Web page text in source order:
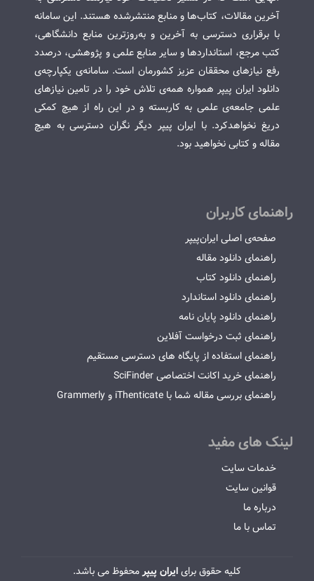
آخرین مقالات، کتاب‌ها و منابع منتشرشده هستند. این سامانه
با برقراری دسترسی به آخرین و به‌روزترین منابع دانشگاهی،
کتب مرجع، استانداردها و سایر منابع علمی و پژوهشی، درصدد
رفع نیازهای محققان عزیز کشورمان است. سامانه‌ی یکپارچه‌ی
دانلود ایران پیپر همواره همه‌ی تلاش خود را در تامین نیازهای
علمی جامعه‌ی علمی به کاربسته و در این راه از هیچ کمکی
دریغ نخواهدکرد. با ایران پیپر دیگر نگران دسترسی به هیچ
مقاله و کتابی نخواهید بود.
راهنمای کاربران
صفحه‌ی اصلی ایران‌پیپر
راهنمای دانلود مقاله
راهنمای دانلود کتاب
راهنمای دانلود استاندارد
راهنمای دانلود پایان نامه
راهنمای ثبت درخواست آفلاین
راهنمای استفاده از پایگاه های دسترسی مستقیم
راهنمای خرید اکانت اختصاصی SciFinder
راهنمای بررسی مقاله شما با iThenticate و Grammerly
لینک های مفید
خدمات سایت
قوانین سایت
درباره ما
تماس با ما
کلیه حقوق برایایران پیپرمحفوظ می باشد.